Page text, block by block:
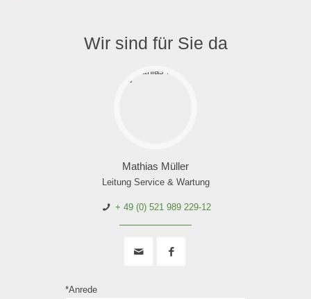
Wir sind für Sie da
Mathias Müller
Leitung Service & Wartung
+ 49 (0) 521 989 229-12
*Anrede